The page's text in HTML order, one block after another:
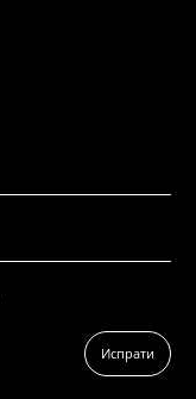
Испрати